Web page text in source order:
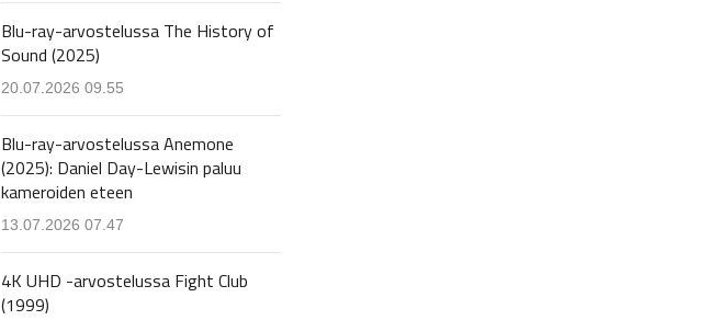
Blu-ray-arvostelussa The History of
Sound (2025)
20.07.2026 09.55
Blu-ray-arvostelussa Anemone
(2025): Daniel Day-Lewisin paluu
kameroiden eteen
13.07.2026 07.47
4K UHD -arvostelussa Fight Club
(1999)